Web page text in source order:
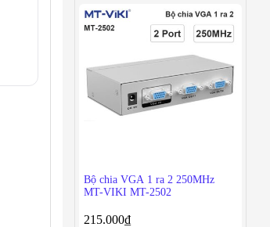
Bộ chia VGA 1 ra 2 250MHz
MT-VIKI MT-2502
215.000₫